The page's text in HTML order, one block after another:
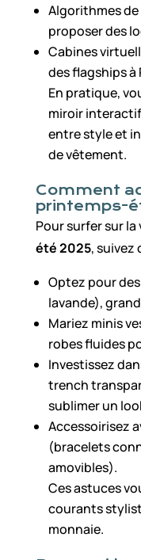
Algorithmes
proposer des
Cabines
des flagships à
En pratique,
miroir interactif
entre style et
de vêtement.
Comment
printemps-
Pour surfer sur la
été 2025, suivez
Optez pour
lavande),
Mariez minis
robes fluides
Investissez
trench
sublimer un
Accessoirisez
(bracelets
amovibles).
Ces astuces
courants
monnaie.